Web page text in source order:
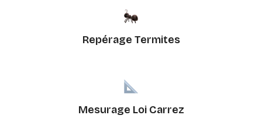
Repérage Termites
Mesurage Loi Carrez